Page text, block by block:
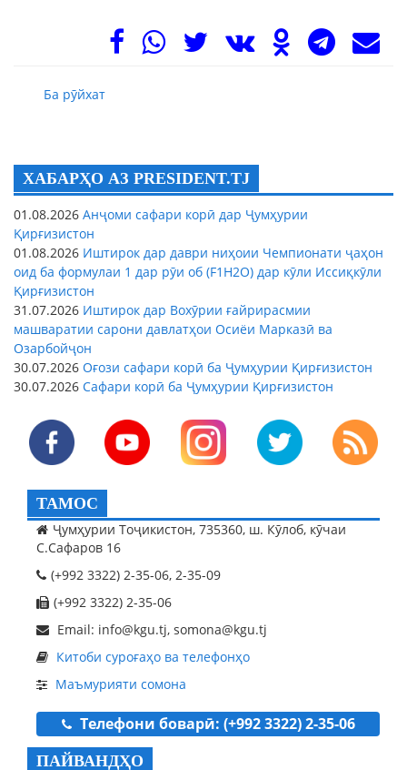
Ба рӯйхат
ХАБАРҲО АЗ PRESIDENT.TJ
01.08.2026 Анҷоми сафари корӣ дар Ҷумҳурии
Қирғизистон
01.08.2026 Иштирок дар даври ниҳоии Чемпионати ҷаҳон
оид ба формулаи 1 дар рӯи об (F1H2O) дар кӯли Иссиқкӯли
Қирғизистон
31.07.2026 Иштирок дар Вохӯрии ғайрирасмии
машваратии сарони давлатҳои Осиёи Марказӣ ва
Озарбойҷон
30.07.2026 Оғози сафари корӣ ба Ҷумҳурии Қирғизистон
30.07.2026 Сафари корӣ ба Ҷумҳурии Қирғизистон
ТАМОС
Ҷумҳурии Тоҷикистон, 735360, ш. Кӯлоб, кӯчаи
С.Сафаров 16
(+992 3322) 2-35-06, 2-35-09
(+992 3322) 2-35-06
Email: info@kgu.tj, somona@kgu.tj
Китоби суроғаҳо ва телефонҳо
Маъмурияти сомона
Телефони боварӣ: (+992 3322) 2-35-06
ПАЙВАНДҲО